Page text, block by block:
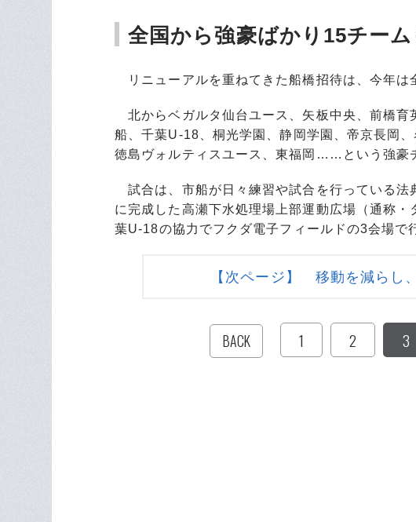
全国から強豪ばかり15チーム
リニューアルを重ねてきた船橋招待は、今年は
北からベガルタ仙台ユース、矢板中央、前橋育
船、千葉U-18、桐光学園、静岡学園、帝京長岡
徳島ヴォルティスユース、東福岡……という強豪
試合は、市船が日々練習や試合を行っている法
に完成した高瀬下水処理場上部運動広場（通称
葉U-18の協力でフクダ電子フィールドの3会場で
【次ページ】 移動を減らし
BACK 1 2 3